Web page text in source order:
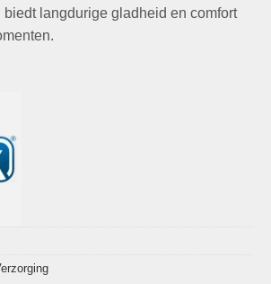
langdurige gladheid en comfort